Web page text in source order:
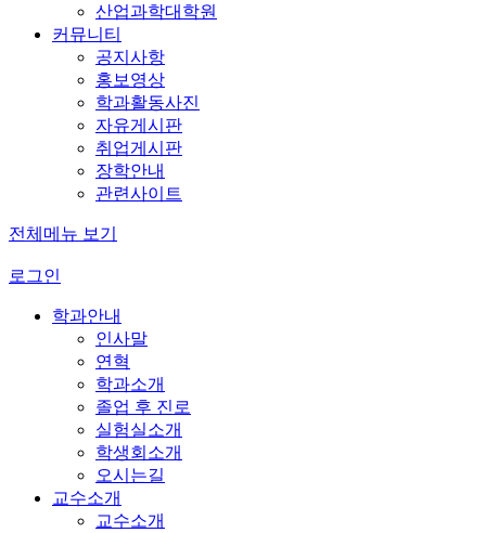
산업과학대학원
커뮤니티
공지사항
홍보영상
학과활동사진
자유게시판
취업게시판
장학안내
관련사이트
전체메뉴 보기
로그인
학과안내
인사말
연혁
학과소개
졸업 후 진로
실험실소개
학생회소개
오시는길
교수소개
교수소개